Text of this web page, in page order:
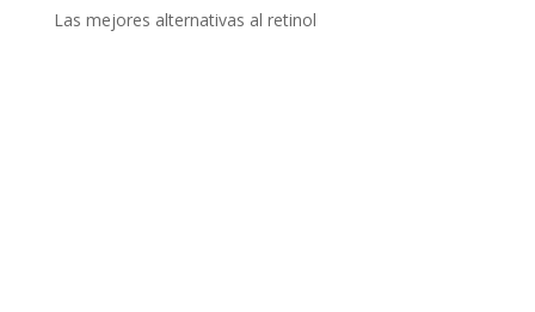
Las mejores alternativas al retinol